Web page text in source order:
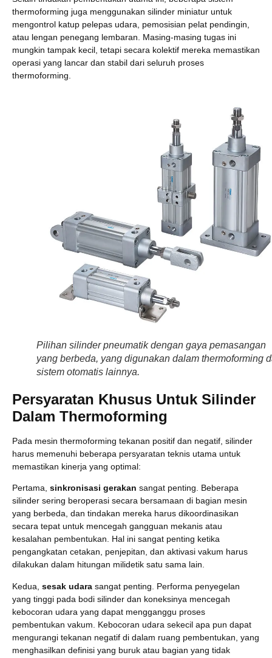
thermoforming juga menggunakan silinder miniatur untuk
mengontrol katup pelepas udara, pemosisian pelat pendingin,
atau lengan penegang lembaran. Masing-masing tugas ini
mungkin tampak kecil, tetapi secara kolektif mereka memastikan
operasi yang lancar dan stabil dari seluruh proses
thermoforming.
Pilihan silinder pneumatik dengan gaya pemasangan
yang berbeda, yang digunakan dalam thermoforming
sistem otomatis lainnya.
Persyaratan Khusus Untuk Silinder
Dalam Thermoforming
Pada mesin thermoforming tekanan positif dan negatif, silinder
harus memenuhi beberapa persyaratan teknis utama untuk
memastikan kinerja yang optimal:
Pertama, sinkronisasi gerakan sangat penting. Beberapa
silinder sering beroperasi secara bersamaan di bagian mesin
yang berbeda, dan tindakan mereka harus dikoordinasikan
secara tepat untuk mencegah gangguan mekanis atau
kesalahan pembentukan. Hal ini sangat penting ketika
pengangkatan cetakan, penjepitan, dan aktivasi vakum harus
dilakukan dalam hitungan milidetik satu sama lain.
Kedua, sesak udara sangat penting. Performa penyegelan
yang tinggi pada bodi silinder dan koneksinya mencegah
kebocoran udara yang dapat mengganggu proses
pembentukan vakum. Kebocoran udara sekecil apa pun dapat
mengurangi tekanan negatif di dalam ruang pembentukan, yang
menghasilkan definisi yang buruk atau bagian yang tidak